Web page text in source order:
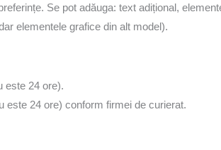
Se pot adăuga: text adițional,
elementele grafice din alt model).
este 24 ore).
este 24 ore) conform firmei de curierat.